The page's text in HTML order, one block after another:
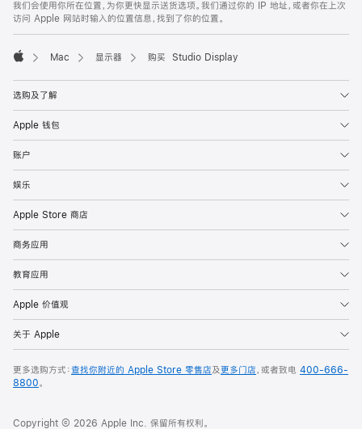
我们会使用你所在位置，为你更快显示送货选项。我们通过你的 IP 地址，或者你在上次
访问 Apple 网站时输入的位置信息，找到了你的位置。
Mac 显示器 购买 Studio Display
选购及了解
Apple 钱包
账户
娱乐
Apple Store 商店
商务应用
教育应用
Apple 价值观
关于 Apple
更多选购方式：查找你附近的 Apple Store 零售店及更多门店，或者致电 400-666-
8800。
Copyright © 2026 Apple Inc. 保留所有权利。